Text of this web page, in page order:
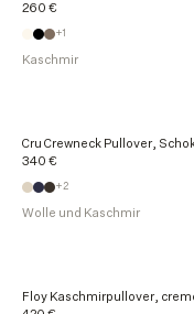
260 €
Kaschmir
+1
340 €
Wolle und Kaschmir
+2
Floy Kaschmirpullover,